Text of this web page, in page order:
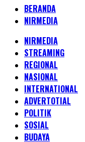
BERANDA
NIRMEDIA
NIRMEDIA
STREAMING
REGIONAL
NASIONAL
INTERNATIONAL
ADVERTOTIAL
POLITIK
SOSIAL
BUDAYA